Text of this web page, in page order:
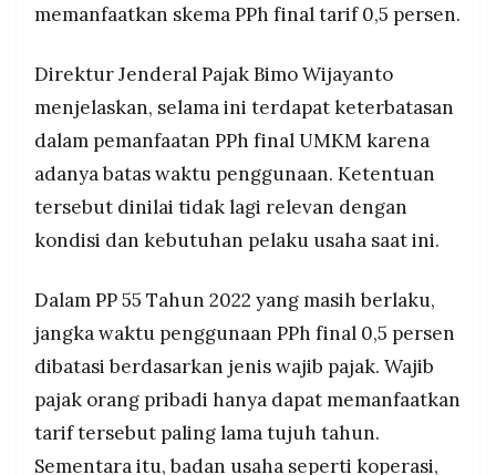
memanfaatkan skema PPh final tarif 0,5 persen.
Direktur Jenderal Pajak Bimo Wijayanto
menjelaskan, selama ini terdapat keterbatasan
dalam pemanfaatan PPh final UMKM karena
adanya batas waktu penggunaan. Ketentuan
tersebut dinilai tidak lagi relevan dengan
kondisi dan kebutuhan pelaku usaha saat ini.
Dalam PP 55 Tahun 2022 yang masih berlaku,
jangka waktu penggunaan PPh final 0,5 persen
dibatasi berdasarkan jenis wajib pajak. Wajib
pajak orang pribadi hanya dapat memanfaatkan
tarif tersebut paling lama tujuh tahun.
Sementara itu, badan usaha seperti koperasi,